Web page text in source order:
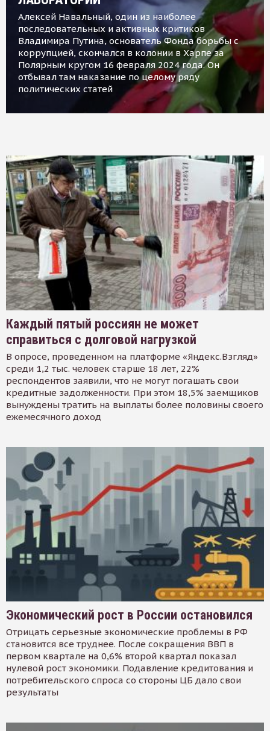
Алексей Навальный, один из наиболее
последовательных и активных критиков
Владимира Путина, основатель Фонда борьбы с
коррупцией, скончался в колонии в Харпе за
Полярным кругом 16 февраля 2024 года. Он
отбывал там наказание по целому ряду
политических статей
Каждый пятый россиян не может
справиться с долговой нагрузкой
В опросе, проведенном на платформе «Яндекс.Взгляд»
среди 1,2 тыс. человек старше 18 лет, 22%
респондентов заявили, что не могут погашать свои
кредитные задолженности. При этом 18,5% заемщиков
вынуждены тратить на выплаты более половины своего
ежемесячного доход
Экономический рост в России остановился
Отрицать серьезные экономические проблемы в РФ
становится все труднее. После сокращения ВВП в
первом квартале на 0,6% второй квартал показал
нулевой рост экономики. Подавление кредитования и
потребительского спроса со стороны ЦБ дало свои
результаты